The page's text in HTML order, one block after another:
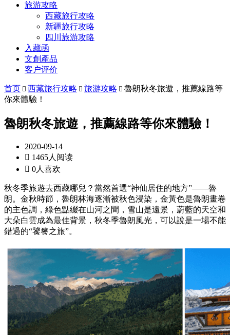
旅游攻略
西藏旅行攻略
新疆旅行攻略
四川旅游攻略
入藏函
文創產品
客户评价
首页  西藏旅行攻略  旅游攻略  魯朗秋冬旅遊，推薦線路等
你來體驗！
魯朗秋冬旅遊，推薦線路等你來體驗！
2020-09-14
 1465人阅读
 0人喜欢
秋冬季旅遊去西藏哪兒？當然首選“神仙居住的地方”——魯
朗。金秋時節，魯朗林海逐漸被秋色浸染，金黃色是魯朗畫卷
的主色調，綠色點綴在山河之間，雪山是遠景，蔚藍的天空和
大朵白雲成為最佳背景，秋冬季魯朗風光，可以說是一場不能
錯過的“饕餮之旅”。